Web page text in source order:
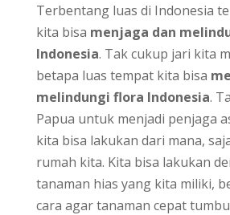
Terbentang luas di Indonesia
kita bisa menjaga dan
Indonesia. Tak cukup jari kita
betapa luas tempat kita bisa
melindungi flora Indonesia.
Papua untuk menjadi penjaga
kita bisa lakukan dari mana,
rumah kita. Kita bisa lakukan
tanaman hias yang kita miliki,
cara agar tanaman cepat